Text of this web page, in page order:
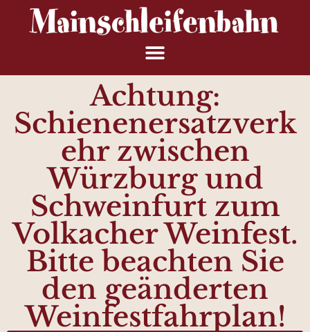
Achtung:
Schienenersatzverk
ehr zwischen
Würzburg und
Schweinfurt zum
Volkacher Weinfest.
Bitte beachten Sie
den geänderten
Weinfestfahrplan!